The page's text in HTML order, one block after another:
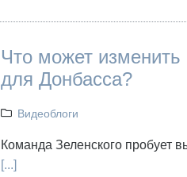
Что может
для Донбасса?
Видеоблоги
Команда Зеленского пробует
[...]